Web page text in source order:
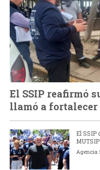
El SSIP reafirmó
llamó a
El SSIP
Agencia